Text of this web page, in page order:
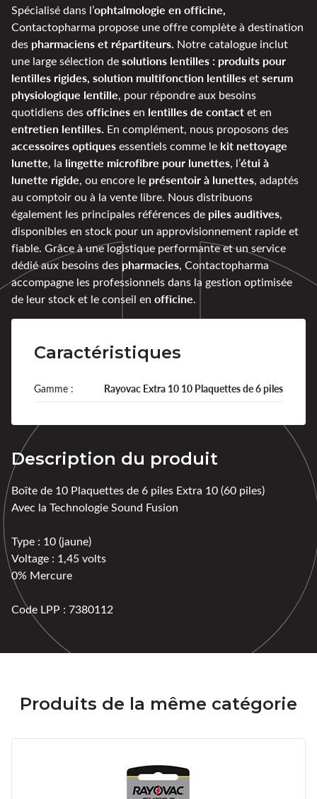
Spécialisé dans l’ophtalmologie en officine,
Contactopharma propose une offre complète à destination
des pharmaciens et répartiteurs. Notre catalogue inclut
une large sélection desolutions lentilles : produits pour
lentilles rigides, solution multifonction lentillesetserum
physiologique lentille, pour répondre aux besoins
quotidiens desofficinesen lentilles de contactet en
entretien lentilles. En complément, nous proposons des
accessoires optiquesessentiels comme le kit nettoyage
lunette, la lingette microfibre pour lunettes, l’étui à
lunette rigide, ou encore le présentoir à lunettes, adaptés
au comptoir ou à la vente libre. Nous distribuons
également les principales références de piles auditives,
disponibles en stock pour un approvisionnement rapide et
fiable. Grâce à une logistique performante et un service
dédié aux besoins des pharmacies, Contactopharma
accompagne les professionnels dans la gestion optimisée
de leur stock et le conseil en officine.
Caractéristiques
Gamme : Rayovac Extra 10 10 Plaquettes de 6 piles
Description du produit
Boîte de 10 Plaquettes de 6 piles Extra 10 (60 piles)
Avec la Technologie Sound Fusion
Type : 10 (jaune)
Voltage : 1,45 volts
0% Mercure
Code LPP : 7380112
Produits de la même catégorie